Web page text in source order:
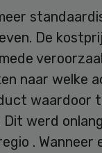
De
naar welke
waardoor
werd
. Wanneer